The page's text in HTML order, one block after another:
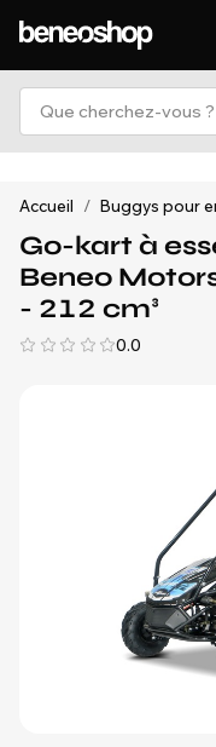
Accueil / Buggys pour
Go-kart à
Beneo
- 212 cm³
0.0